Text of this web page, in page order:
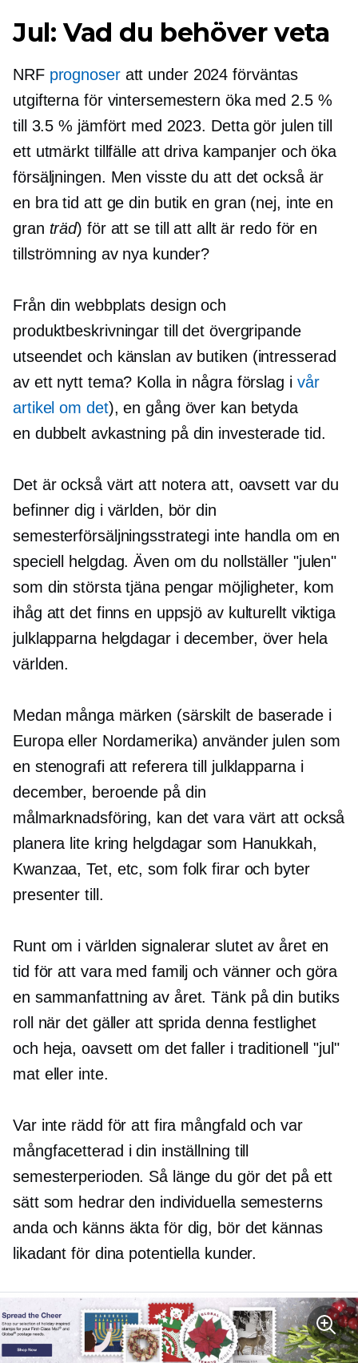
Jul: Vad du behöver veta
NRF prognoseratt under 2024 förväntas
utgifterna för vintersemestern öka med 2.5 %
till 3.5 % jämfört med 2023. Detta gör julen till
ett utmärkt tillfälle att driva kampanjer och öka
försäljningen. Men visste du att det också är
en bra tid att ge din butik en gran (nej, inte en
gran träd) för att se till att allt är redo för en
tillströmning av nya kunder?
Från din webbplats design och
produktbeskrivningar till det övergripande
utseendet och känslan av butiken (intresserad
av ett nytt tema? Kolla in några förslag i vår
artikel om det), en gång över kan betyda
en dubbelt avkastning på din investerade tid.
Det är också värt att notera att, oavsett var du
befinner dig i världen, bör din
semesterförsäljningsstrategi inte handla om en
speciell helgdag. Även om du nollställer "julen"
som din störstatjäna pengar möjligheter, kom
ihåg att det finns en uppsjö av kulturellt viktiga
julklapparnahelgdagar i december, över hela
världen.
Medan många märken (särskilt de baserade i
Europa eller Nordamerika) använder julen som
en stenografi att referera till julklapparnai
december, beroende på din
målmarknadsföring, kan det vara värt att också
planera lite kring helgdagar som Hanukkah,
Kwanzaa, Tet, etc, som folk firar och byter
presenter till.
Runt om i världen signalerar slutet av året en
tid för att vara med familj och vänner och göra
en sammanfattning av året. Tänk på din butiks
roll när det gäller att sprida denna festlighet
och heja, oavsett om det faller i traditionell "jul"
mat eller inte.
Var inte rädd för att fira mångfald och var
mångfacetterad i din inställning till
semesterperioden. Så länge du gör det på ett
sätt som hedrar den individuella semesterns
anda och känns äkta för dig, bör det kännas
likadant för dina potentiella kunder.